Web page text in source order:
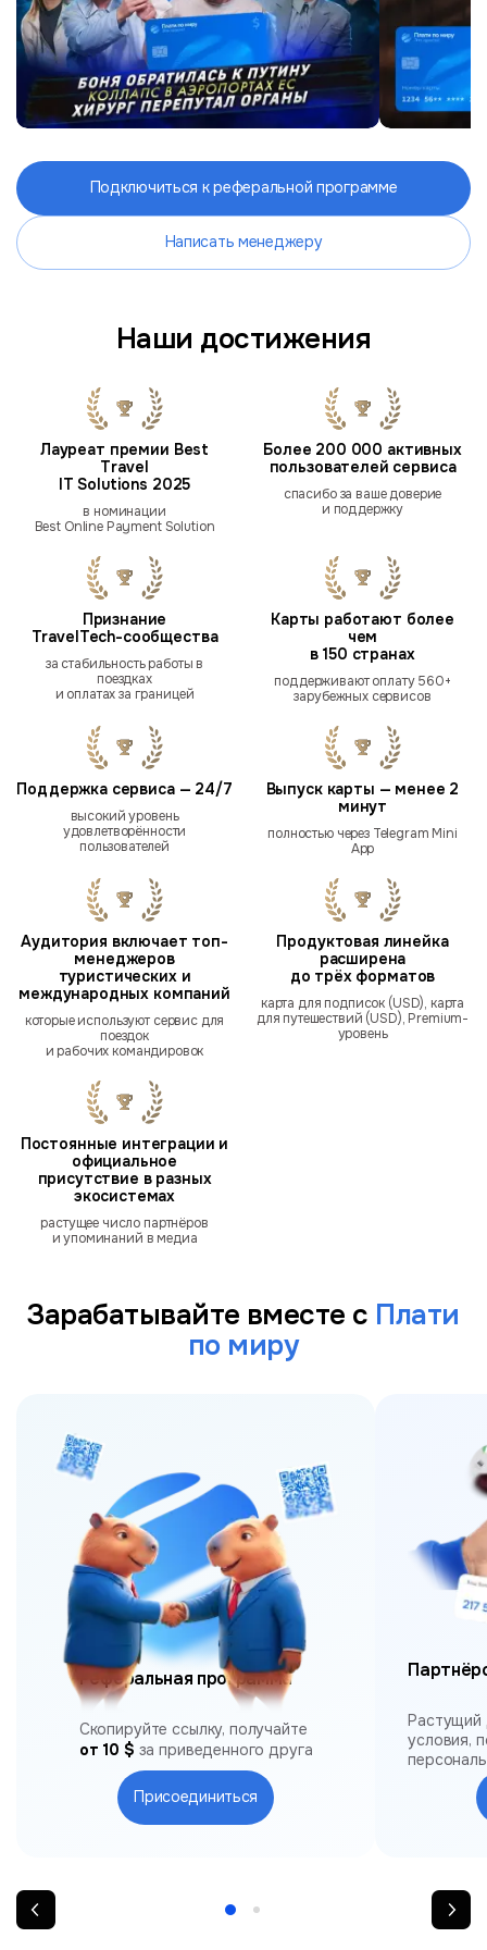
Подключиться к реферальной программе
Написать менеджеру
Наши достижения
Лауреат премии Best
Travel
IT Solutions 2025
в номинации
Best Online Payment Solution
Более 200 000 активных
пользователей сервиса
спасибо за ваше доверие
и поддержку
Признание
TravelTech-сообщества
за стабильность работы в
поездках
и оплатах за границей
Карты работают более
чем
в 150 странах
поддерживают оплату 560+
зарубежных сервисов
Поддержка сервиса — 24/7
высокий уровень
удовлетворённости
пользователей
Выпуск карты — менее 2
минут
полностью через Telegram Mini
App
Аудитория включает топ-
менеджеров
туристических и
международных компаний
которые используют сервис для
поездок
и рабочих командировок
Продуктовая линейка
расширена
до трёх форматов
карта для подписок (USD), карта
для путешествий (USD), Premium-
уровень
Постоянные интеграции и
официальное
присутствие в разных
экосистемах
растущее число партнёров
и упоминаний в медиа
Зарабатывайте вместе с Плати
по миру
Реферальная программа
Скопируйте ссылку, получайте
от 10 $ за приведенного друга
Присоединиться
Растущий
условия,